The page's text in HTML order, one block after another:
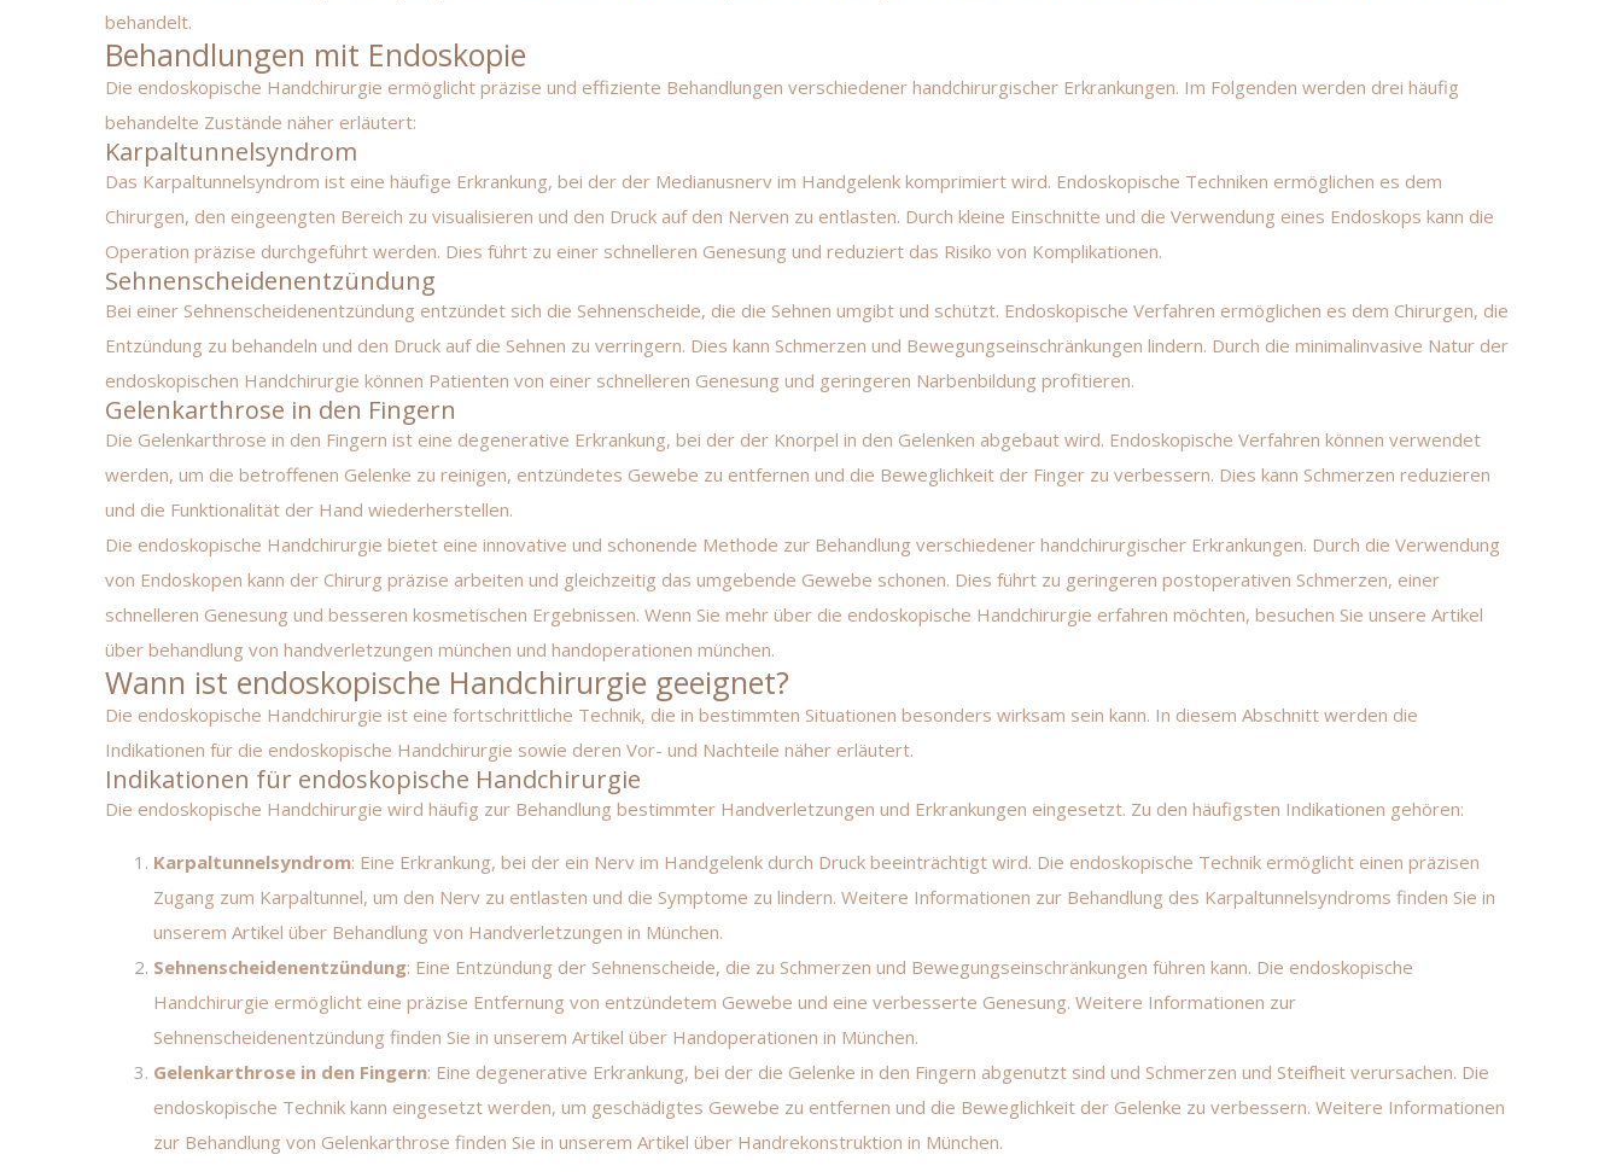
behandelt.
Behandlungen mit Endoskopie
Die endoskopische Handchirurgie ermöglicht präzise und effiziente Behandlungen verschiedener handchirurgischer Erkrankungen. Im Folgenden werden drei häufig
behandelte Zustände näher erläutert:
Karpaltunnelsyndrom
Das Karpaltunnelsyndrom ist eine häufige Erkrankung, bei der der Medianusnerv im Handgelenk komprimiert wird. Endoskopische Techniken ermöglichen es dem
Chirurgen, den eingeengten Bereich zu visualisieren und den Druck auf den Nerven zu entlasten. Durch kleine Einschnitte und die Verwendung eines Endoskops kann die
Operation präzise durchgeführt werden. Dies führt zu einer schnelleren Genesung und reduziert das Risiko von Komplikationen.
Sehnenscheidenentzündung
Bei einer Sehnenscheidenentzündung entzündet sich die Sehnenscheide, die die Sehnen umgibt und schützt. Endoskopische Verfahren ermöglichen es dem Chirurgen, die
Entzündung zu behandeln und den Druck auf die Sehnen zu verringern. Dies kann Schmerzen und Bewegungseinschränkungen lindern. Durch die minimalinvasive Natur der
endoskopischen Handchirurgie können Patienten von einer schnelleren Genesung und geringeren Narbenbildung profitieren.
Gelenkarthrose in den Fingern
Die Gelenkarthrose in den Fingern ist eine degenerative Erkrankung, bei der der Knorpel in den Gelenken abgebaut wird. Endoskopische Verfahren können verwendet
werden, um die betroffenen Gelenke zu reinigen, entzündetes Gewebe zu entfernen und die Beweglichkeit der Finger zu verbessern. Dies kann Schmerzen reduzieren
und die Funktionalität der Hand wiederherstellen.
Die endoskopische Handchirurgie bietet eine innovative und schonende Methode zur Behandlung verschiedener handchirurgischer Erkrankungen. Durch die Verwendung
von Endoskopen kann der Chirurg präzise arbeiten und gleichzeitig das umgebende Gewebe schonen. Dies führt zu geringeren postoperativen Schmerzen, einer
schnelleren Genesung und besseren kosmetischen Ergebnissen. Wenn Sie mehr über die endoskopische Handchirurgie erfahren möchten, besuchen Sie unsere Artikel
über behandlung von handverletzungen münchen und handoperationen münchen.
Wann ist endoskopische Handchirurgie geeignet?
Die endoskopische Handchirurgie ist eine fortschrittliche Technik, die in bestimmten Situationen besonders wirksam sein kann. In diesem Abschnitt werden die
Indikationen für die endoskopische Handchirurgie sowie deren Vor- und Nachteile näher erläutert.
Indikationen für endoskopische Handchirurgie
Die endoskopische Handchirurgie wird häufig zur Behandlung bestimmter Handverletzungen und Erkrankungen eingesetzt. Zu den häufigsten Indikationen gehören:
Karpaltunnelsyndrom: Eine Erkrankung, bei der ein Nerv im Handgelenk durch Druck beeinträchtigt wird. Die endoskopische Technik ermöglicht einen präzisen
Zugang zum Karpaltunnel, um den Nerv zu entlasten und die Symptome zu lindern. Weitere Informationen zur Behandlung des Karpaltunnelsyndroms finden Sie in
unserem Artikel über Behandlung von Handverletzungen in München.
Sehnenscheidenentzündung: Eine Entzündung der Sehnenscheide, die zu Schmerzen und Bewegungseinschränkungen führen kann. Die endoskopische
Handchirurgie ermöglicht eine präzise Entfernung von entzündetem Gewebe und eine verbesserte Genesung. Weitere Informationen zur
Sehnenscheidenentzündung finden Sie in unserem Artikel über Handoperationen in München.
Gelenkarthrose in den Fingern: Eine degenerative Erkrankung, bei der die Gelenke in den Fingern abgenutzt sind und Schmerzen und Steifheit verursachen. Die
endoskopische Technik kann eingesetzt werden, um geschädigtes Gewebe zu entfernen und die Beweglichkeit der Gelenke zu verbessern. Weitere Informationen
zur Behandlung von Gelenkarthrose finden Sie in unserem Artikel über Handrekonstruktion in München.